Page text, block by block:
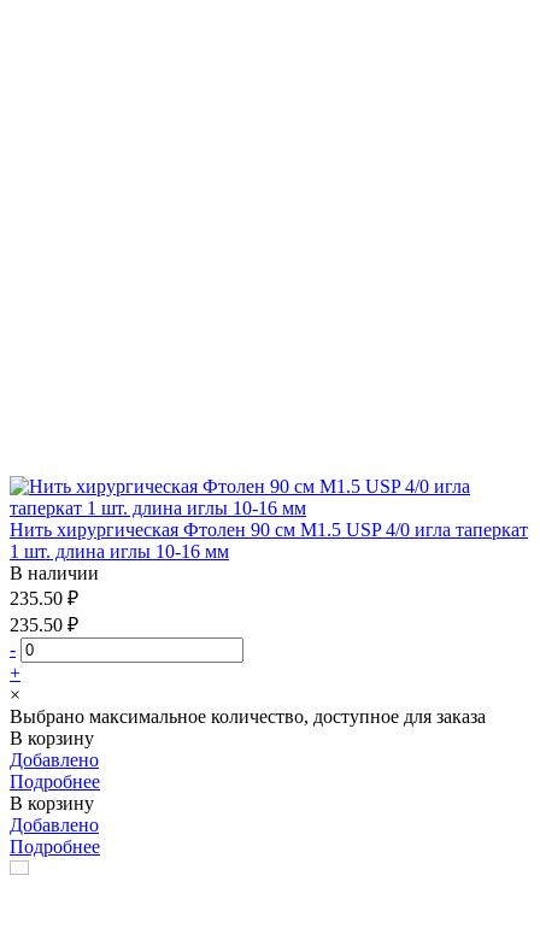
Нить хирургическая Фтолен 90 см М1.5 USP 4/0 игла таперкат
1 шт. длина иглы 10-16 мм
В наличии
235.50 ₽
235.50 ₽
-
+
×
Выбрано максимальное количество, доступное для заказа
В корзину
Добавлено
Подробнее
В корзину
Добавлено
Подробнее